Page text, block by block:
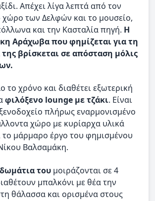
Απέχει λίγα λεπτά από τον
χώρο των Δελφών και το μουσείο,
και την Κασταλία πηγή. Η
Αράχωβα που φημίζεται για τη
βρίσκεται σε απόσταση μόλις
το χρόνο και διαθέτει εξωτερική
φιλόξενο lounge με τζάκι. Είναι
πλήρως εναρμονισμένο
χώρο με κυρίαρχα υλικά
το μάρμαρο έργο του φημισμένου
Βαλσαμάκη.
του μοιράζονται σε 4
μπαλκόνι με θέα την
θάλασσα και ορισμένα στους